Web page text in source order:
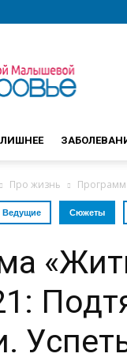
Про жизнь
Ведущие Сюжеты